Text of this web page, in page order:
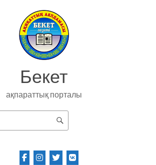
Бекет
ақпараттық порталы